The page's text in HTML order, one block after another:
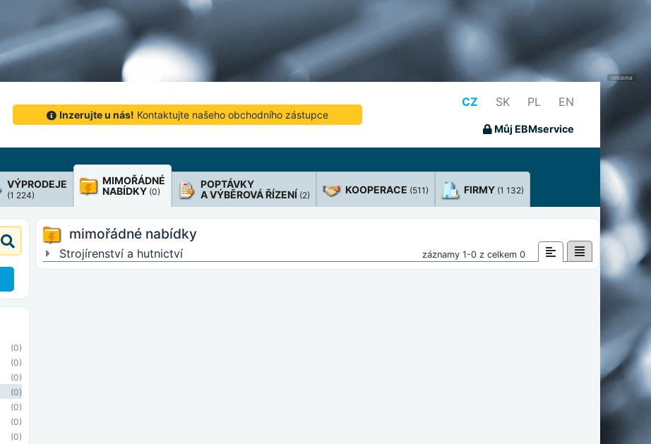
Inzerujte u nás! Kontaktujte našeho obchodního zástupce
CZ SK PL EN
Můj EBMservice
VÝPRODEJE
(1 224)
MIMOŘÁDNÉ
NABÍDKY (0)
POPTÁVKY
A VÝBĚROVÁ ŘÍZENÍ (2) KOOPERACE (511) FIRMY (1 132)
(0)
(0)
(0)
(0)
(0)
(0)
(0)
mimořádné nabídky
Strojírenství a hutnictví záznamy 1-0 z celkem 0